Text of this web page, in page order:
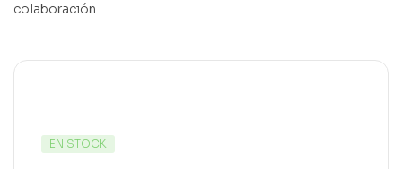
colaboración
EN STOCK